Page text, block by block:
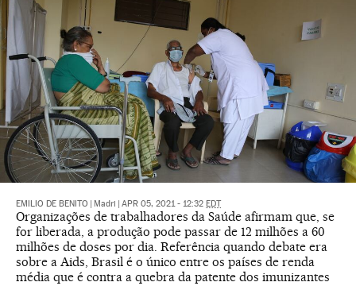
EMILIO DE BENITO Madri APR 05, 2021 - 12:32 EDT
Organizações de trabalhadores da Saúde afirmam que, se
for liberada, a produção pode passar de 12 milhões a 60
milhões de doses por dia. Referência quando debate era
sobre a Aids, Brasil é o único entre os países de renda
média que é contra a quebra da patente dos imunizantes